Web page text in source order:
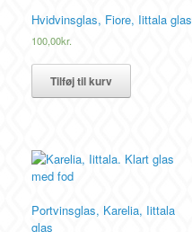
Hvidvinsglas, Fiore, Iittala glas
100,00kr.
Tilføj til kurv
Portvinsglas, Karelia, Iittala
glas